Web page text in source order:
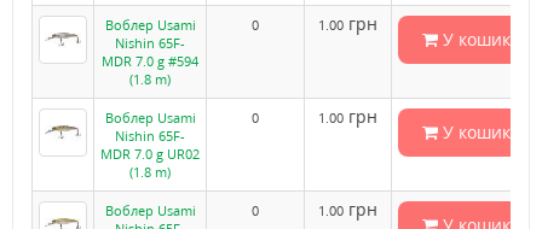
Воблер Usami
Nishin 65F-
MDR 7.0 g #594
(1.8 m)
0 1.00 грн
У кошик
Воблер Usami
Nishin 65F-
MDR 7.0 g UR02
(1.8 m)
0 1.00 грн
У кошик
Воблер Usami
0 1.00 грн